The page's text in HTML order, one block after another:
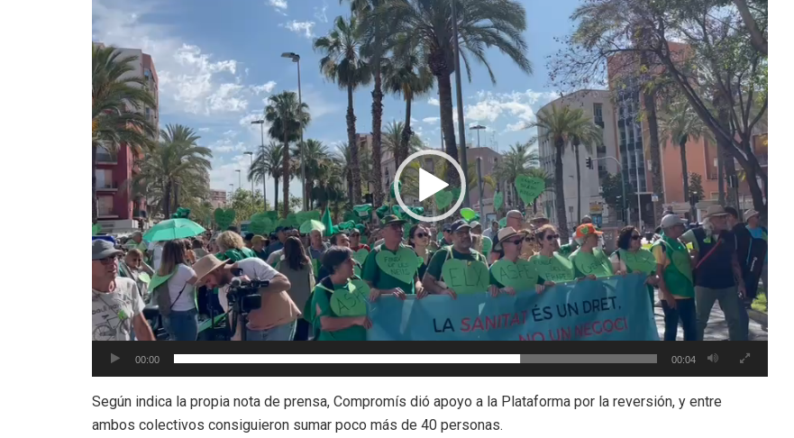
Reproductor
vídeo
00:00 00:04
Según indica la propia nota de prensa, Compromís dió apoyo a la Plataforma por la reversión, y entre
ambos colectivos consiguieron sumar poco más de 40 personas.